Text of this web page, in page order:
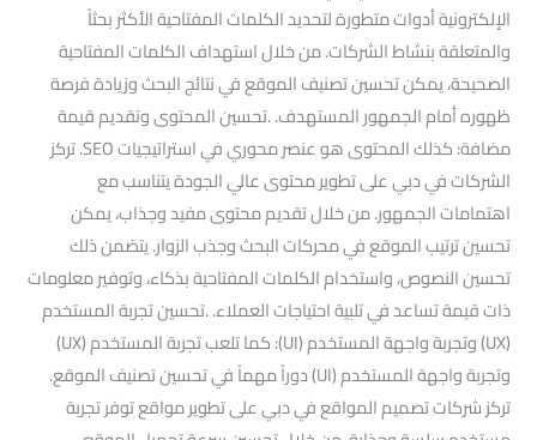
الإلكترونية أدوات متطورة لتحديد الكلمات المفتاحية الأكثر بحثاً
والمتعلقة بنشاط الشركات. من خلال استهداف الكلمات المفتاحية
الصحيحة، يمكن تحسين تصنيف الموقع في نتائج البحث وزيادة فرصة
ظهوره أمام الجمهور المستهدف. .تحسين المحتوى وتقديم قيمة
مضافة: كذلك المحتوى هو عنصر محوري في استراتيجيات SEO. تركز
الشركات في دبي على تطوير محتوى عالي الجودة يتناسب مع
اهتمامات الجمهور. من خلال تقديم محتوى مفيد وجذاب، يمكن
تحسين ترتيب الموقع في محركات البحث وجذب الزوار. يتضمن ذلك
تحسين النصوص، واستخدام الكلمات المفتاحية بذكاء، وتوفير معلومات
ذات قيمة تساعد في تلبية احتياجات العملاء. .تحسين تجربة المستخدم
(UX) وتجربة واجهة المستخدم (UI): كما تلعب تجربة المستخدم (UX)
وتجربة واجهة المستخدم (UI) دوراً مهماً في تحسين تصنيف الموقع.
تركز شركات تصميم المواقع في دبي على تطوير مواقع توفر تجربة